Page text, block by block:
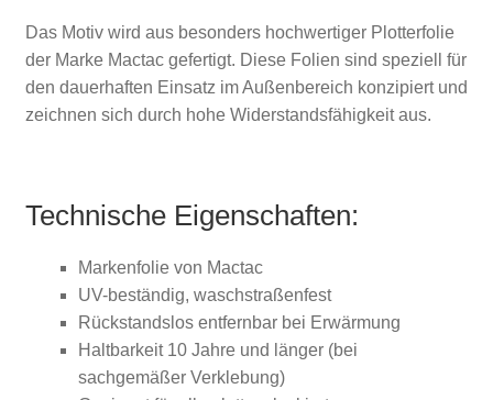
Das Motiv wird aus besonders hochwertiger Plotterfolie
der Marke Mactac gefertigt. Diese Folien sind speziell für
den dauerhaften Einsatz im Außenbereich konzipiert und
zeichnen sich durch hohe Widerstandsfähigkeit aus.
Technische Eigenschaften:
Markenfolie von Mactac
UV-beständig, waschstraßenfest
Rückstandslos entfernbar bei Erwärmung
Haltbarkeit 10 Jahre und länger (bei
sachgemäßer Verklebung)